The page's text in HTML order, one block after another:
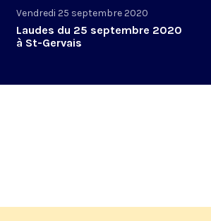
Vendredi 25 septembre 2020
Laudes du 25 septembre 2020
à St-Gervais